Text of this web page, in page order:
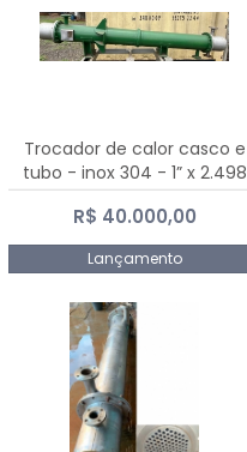
Trocador de calor casco e
tubo - inox 304 - 1” x 2.498
mm
R$ 40.000,00
Lançamento